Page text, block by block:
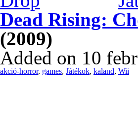
Dead Rising:
(2009)
Added on 10
akció-horror, games, Játékok, kaland, Wii